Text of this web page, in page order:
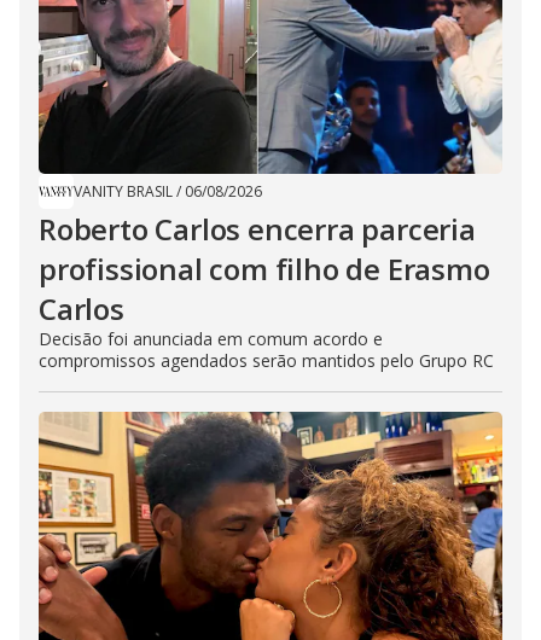
VANITY BRASIL/ 06/08/2026
Roberto Carlos encerra parceria
profissional com filho de Erasmo
Carlos
Decisão foi anunciada em comum acordo e
compromissos agendados serão mantidos pelo Grupo RC